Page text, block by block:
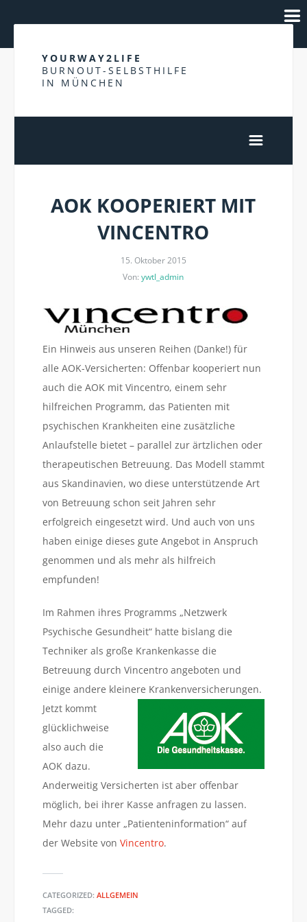
YOURWAY2LIFE
BURNOUT-SELBSTHILFE
IN MÜNCHEN
AOK KOOPERIERT MIT
VINCENTRO
15. Oktober 2015
Von:ywtl_admin
Ein Hinweis aus unseren Reihen (Danke!) für
alle AOK-Versicherten: Offenbar kooperiert nun
auch die AOK mit Vincentro, einem sehr
hilfreichen Programm, das Patienten mit
psychischen Krankheiten eine zusätzliche
Anlaufstelle bietet – parallel zur ärtzlichen oder
therapeutischen Betreuung. Das Modell stammt
aus Skandinavien, wo diese unterstützende Art
von Betreuung schon seit Jahren sehr
erfolgreich eingesetzt wird. Und auch von uns
haben einige dieses gute Angebot in Anspruch
genommen und als mehr als hilfreich
empfunden!
Im Rahmen ihres Programms „Netzwerk
Psychische Gesundheit“ hatte bislang die
Techniker als große Krankenkasse die
Betreuung durch Vincentro angeboten und
einige andere kleinere Krankenversicherungen.
Jetzt kommt
glücklichweise
also auch die
AOK dazu.
Anderweitig Versicherten ist aber offenbar
möglich, bei ihrer Kasse anfragen zu lassen.
Mehr dazu unter „Patienteninformation“ auf
der Website von Vincentro.
CATEGORIZED: ALLGEMEIN
TAGGED: